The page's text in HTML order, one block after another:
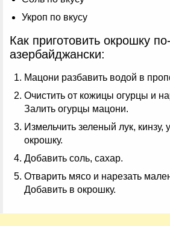
Укроп по вкусу
Как приготовить окрошку по-
азербайджански:
Мацони разбавить водой в
Очистить от кожицы огурцы и
Залить огурцы мацони.
Измельчить зеленый лук, кинзу,
окрошку.
Добавить соль, сахар.
Отварить мясо и нарезать
Добавить в окрошку.